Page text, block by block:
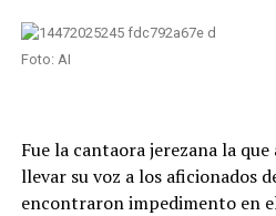
Foto: AI
Fue la cantaora jerezana la que
llevar su voz a los aficionados
encontraron impedimento en